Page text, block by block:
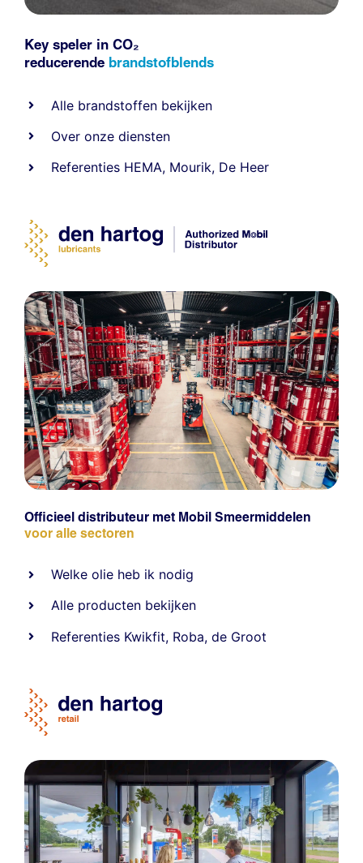
Key speler in CO₂
reducerende brandstofblends
Alle brandstoffen bekijken
Over onze diensten
Referenties HEMA, Mourik, De Heer
Officieel distributeur met Mobil Smeermiddelen
voor alle sectoren
Welke olie heb ik nodig
Alle producten bekijken
Referenties Kwikfit, Roba,de Groot